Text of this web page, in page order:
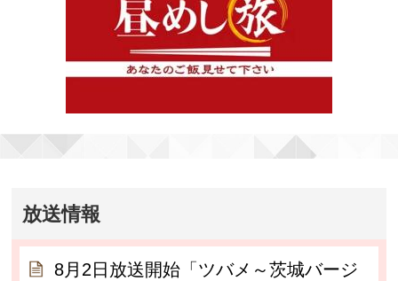
放送情報
8月2日放送開始「ツバメ～茨城バージ